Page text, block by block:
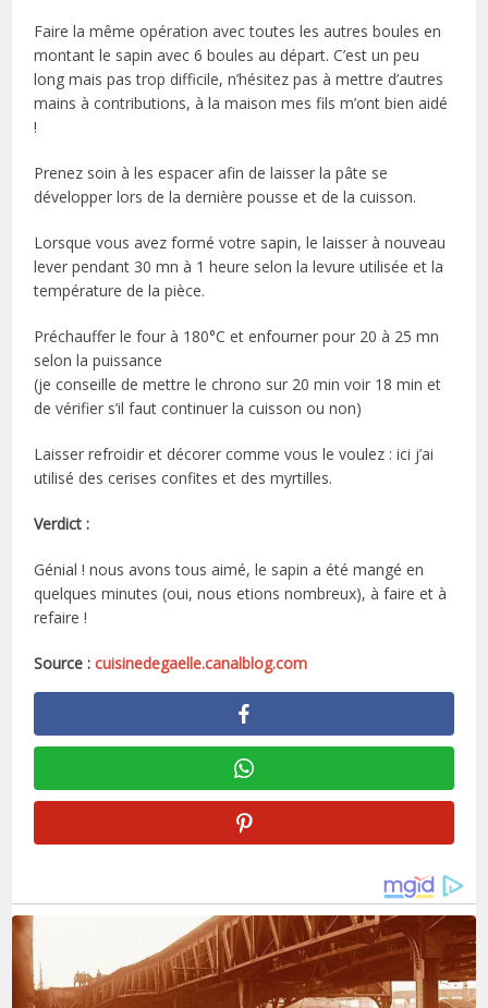
Faire la même opération avec toutes les autres boules en
montant le sapin avec 6 boules au départ. C’est un peu
long mais pas trop difficile, n’hésitez pas à mettre d’autres
mains à contributions, à la maison mes fils m’ont bien aidé
!
Prenez soin à les espacer afin de laisser la pâte se
développer lors de la dernière pousse et de la cuisson.
Lorsque vous avez formé votre sapin, le laisser à nouveau
lever pendant 30 mn à 1 heure selon la levure utilisée et la
température de la pièce.
Préchauffer le four à 180°C et enfourner pour 20 à 25 mn
selon la puissance
(je conseille de mettre le chrono sur 20 min voir 18 min et
de vérifier s’il faut continuer la cuisson ou non)
Laisser refroidir et décorer comme vous le voulez : ici j’ai
utilisé des cerises confites et des myrtilles.
Verdict :
Génial ! nous avons tous aimé, le sapin a été mangé en
quelques minutes (oui, nous etions nombreux), à faire et à
refaire !
Source :cuisinedegaelle.canalblog.com